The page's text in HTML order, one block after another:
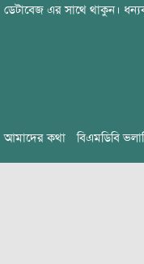
ডেটাবেজ এর সাথে থাকুন।
আমাদের কথা বিএমডিবি